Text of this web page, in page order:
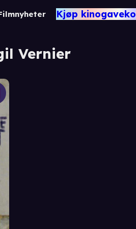
Kjøp
Vernier